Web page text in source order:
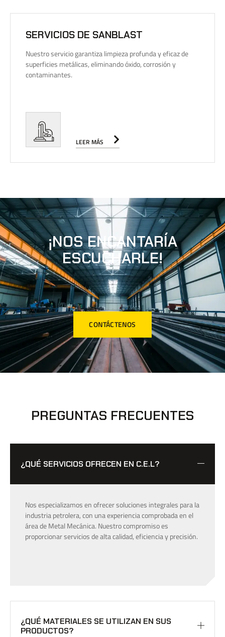
SERVICIOS DE SANBLAST
Nuestro servicio garantiza limpieza profunda y eficaz de
superficies metálicas, eliminando óxido, corrosión y
contaminantes.
LEER MÁS
¡NOS ENCANTARÍA
ESCUCHARLE!
CONTÁCTENOS
PREGUNTAS FRECUENTES
¿QUÉ SERVICIOS OFRECEN EN C.E.L?
Nos especializamos en ofrecer soluciones integrales para la
industria petrolera, con una experiencia comprobada en el
área de Metal Mecánica. Nuestro compromiso es
proporcionar servicios de alta calidad, eficiencia y precisión.
¿QUÉ MATERIALES SE UTILIZAN EN SUS
PRODUCTOS?